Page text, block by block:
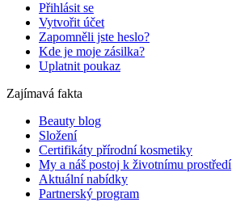
Přihlásit se
Vytvořit účet
Zapomněli jste heslo?
Kde je moje zásilka?
Uplatnit poukaz
Zajímavá fakta
Beauty blog
Složení
Certifikáty přírodní kosmetiky
My a náš postoj k životnímu prostředí
Aktuální nabídky
Partnerský program